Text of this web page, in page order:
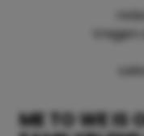
ME TO WE IS